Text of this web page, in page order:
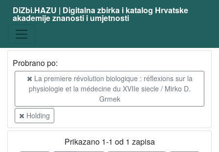
DiZbi.HAZU | Digitalna zbirka i katalog Hrvatske
akademije znanosti i umjetnosti
Probrano po:
La premiere révolution biologique : réflexions sur la
physiologie et la médecine du XVIIe siecle / Mirko D.
Grmek
Holding
Prikazano 1-1 od 1 zapisa